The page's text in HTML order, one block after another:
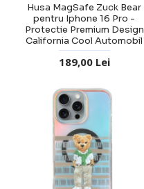
Husa MagSafe Zuck Bear
pentru Iphone 16 Pro -
Protectie Premium Design
California Cool Automobil
189,00 Lei